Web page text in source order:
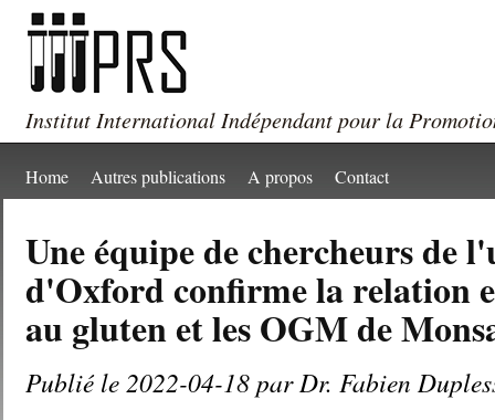
Institut International Indépendant pour la
Home Autres publications A propos Contact
Une équipe de chercheurs de
d'Oxford confirme la relation
au gluten et les OGM de
Publié le 2022-04-18 par Dr. Fabien